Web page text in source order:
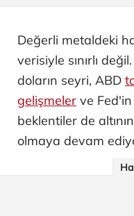
Değerli metaldeki
verisiyle sınırlı
doların seyri, ABD
gelişmeler ve
beklentiler de
olmaya devam